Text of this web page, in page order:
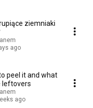
ziemniaki
ago
peel it and what
leftovers
ago